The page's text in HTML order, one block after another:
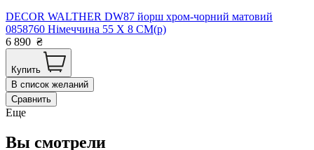
DECOR WALTHER DW87 йорш хром-чорний матовий
0858760 Німеччина 55 X 8 CM(р)
6 890 ₴
Купить
В список желаний
Сравнить
Еще
Вы смотрели